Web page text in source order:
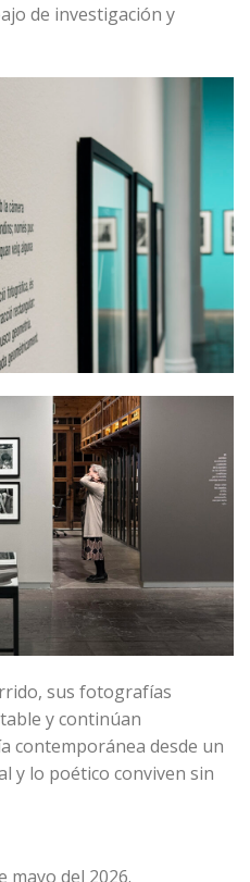
de investigación y
sus fotografías
y continúan
contemporánea desde un
y lo poético conviven sin
mayo del 2026.